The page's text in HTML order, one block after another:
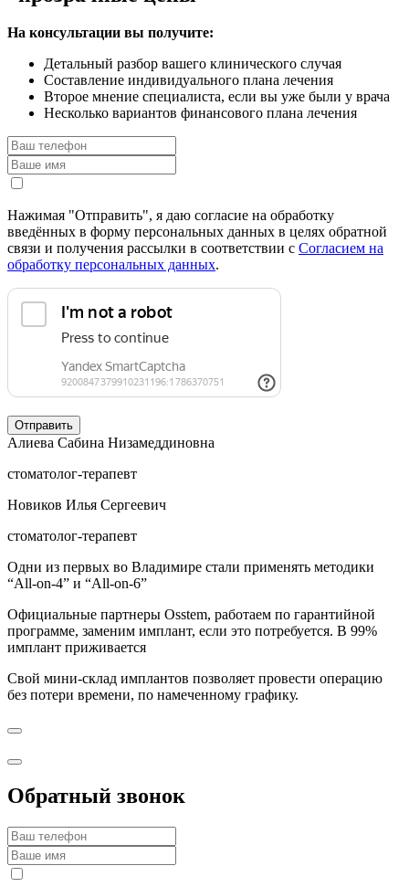
На консультации вы получите:
Детальный разбор вашего клинического случая
Составление индивидуального плана лечения
Второе мнение специалиста, если вы уже были у врача
Несколько вариантов финансового плана лечения
Нажимая "Отправить", я даю согласие на обработку
введённых в форму персональных данных в целях обратной
связи и получения рассылки в соответствии с Согласием на
обработку персональных данных.
Отправить
Алиева Сабина Низамеддиновна
стоматолог-терапевт
Новиков Илья Сергеевич
стоматолог-терапевт
Одни из первых во Владимире стали применять методики
“All-on-4” и “All-on-6”
Официальные партнеры Osstem, работаем по гарантийной
программе, заменим имплант, если это потребуется. В 99%
имплант приживается
Свой мини-склад имплантов позволяет провести операцию
без потери времени, по намеченному графику.
Обратный звонок